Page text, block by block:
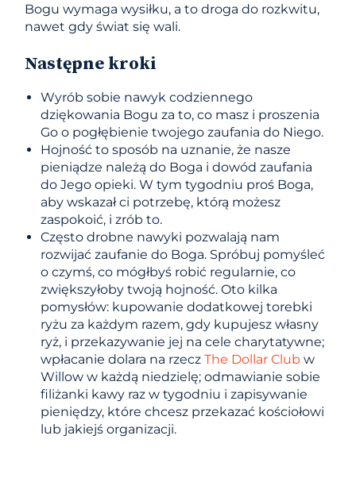
Bogu wymaga wysiłku, a to droga do rozkwitu,
nawet gdy świat się wali.
Następne kroki
Wyrób sobie nawyk codziennego
dziękowania Bogu za to, co masz i proszenia
Go o pogłębienie twojego zaufania do Niego.
Hojność to sposób na uznanie, że nasze
pieniądze należą do Boga i dowód zaufania
do Jego opieki. W tym tygodniu proś Boga,
aby wskazał ci potrzebę, którą możesz
zaspokoić, i zrób to.
Często drobne nawyki pozwalają nam
rozwijać zaufanie do Boga. Spróbuj pomyśleć
o czymś, co mógłbyś robić regularnie, co
zwiększyłoby twoją hojność. Oto kilka
pomysłów: kupowanie dodatkowej torebki
ryżu za każdym razem, gdy kupujesz własny
ryż, i przekazywanie jej na cele charytatywne;
wpłacanie dolara na rzeczThe Dollar Club w
Willow w każdą niedzielę; odmawianie sobie
filiżanki kawy raz w tygodniu i zapisywanie
pieniędzy, które chcesz przekazać kościołowi
lub jakiejś organizacji.